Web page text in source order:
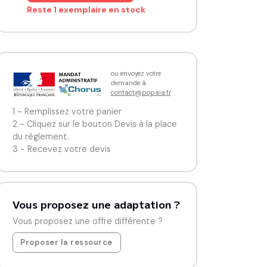
Reste 1 exemplaire en stock
ou envoyez votre
demande à
contact@popaia.fr
1 - Remplissez votre panier
2 - Cliquez sur le bouton Devis à la place
du règlement.
3 - Recevez votre devis
Vous proposez une adaptation ?
Vous proposez une offre différente ?
Proposer la ressource